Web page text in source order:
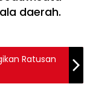
daerah.
Ratusan